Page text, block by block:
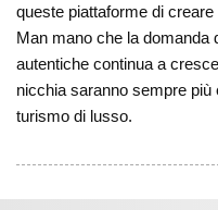
queste piattaforme di
Man mano che la domanda
autentiche continua a
nicchia saranno sempre
turismo di lusso.